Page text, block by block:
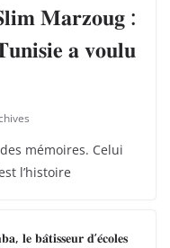
𝐌𝐚𝐫𝐳𝐨𝐮𝐠 :
𝐚 𝐯𝐨𝐮𝐥𝐮
mémoires. Celui
l’histoire
𝐥𝐞 𝐛𝐚̂𝐭𝐢𝐬𝐬𝐞𝐮𝐫 𝐝’𝐞́𝐜𝐨𝐥𝐞𝐬